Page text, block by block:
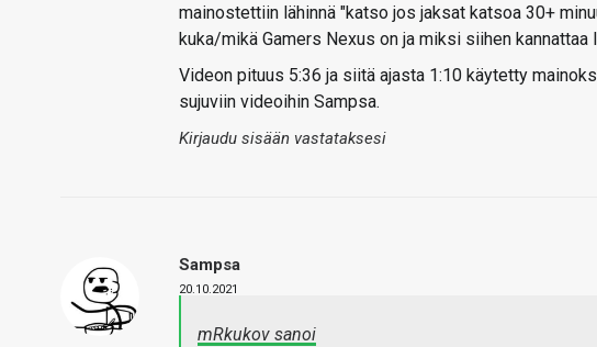
mainostettiin lähinnä "katso jos jaksat katsoa 30+
kuka/mikä Gamers Nexus on ja miksi siihen
Videon pituus 5:36 ja siitä ajasta 1:10 käytetty
sujuviin videoihin Sampsa.
Kirjaudu sisään vastataksesi
Sampsa
20.10.2021
mRkukov sanoi